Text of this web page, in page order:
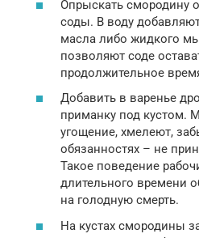
Опрыскать смородину
соды. В воду
масла либо жидкого
позволяют соде
продолжительное
Добавить в варенье
приманку под кустом.
угощение, хмелеют,
обязанностях – не
Такое поведение
длительного времени
на голодную смерть.
На кустах смородины